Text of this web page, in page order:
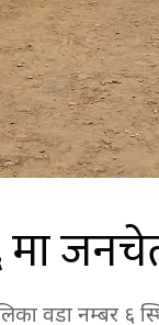
वडा नम्बर ६